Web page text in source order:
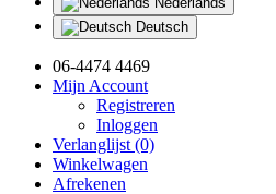
Deutsch
06-4474 4469
Mijn Account
Registreren
Inloggen
Verlanglijst (0)
Winkelwagen
Afrekenen